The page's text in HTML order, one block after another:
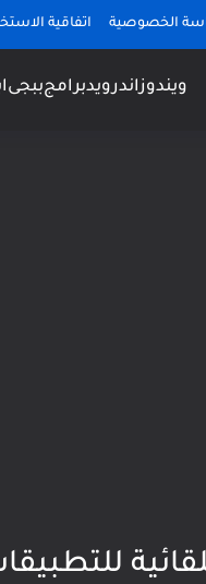
الخصوصية اتفاقية
ويندوزاندرويدبرامجببجى